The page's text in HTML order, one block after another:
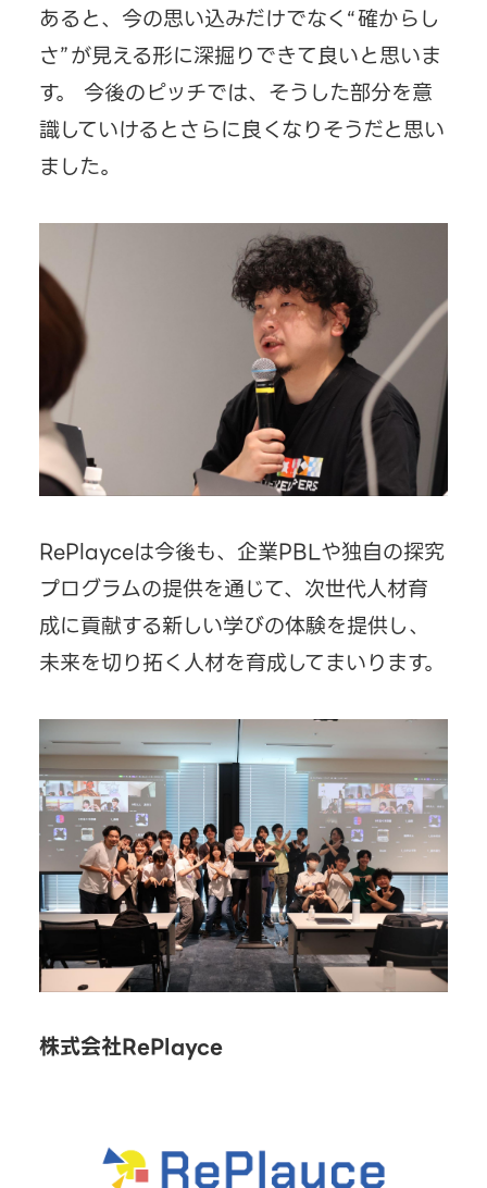
あると、今の思い込みだけでなく“確からし
さ”が見える形に深掘りできて良いと思いま
す。 今後のピッチでは、そうした部分を意
識していけるとさらに良くなりそうだと思い
ました。
RePlayceは今後も、企業PBLや独自の探究
プログラムの提供を通じて、次世代人材育
成に貢献する新しい学びの体験を提供し、
未来を切り拓く人材を育成してまいります。
株式会社RePlayce